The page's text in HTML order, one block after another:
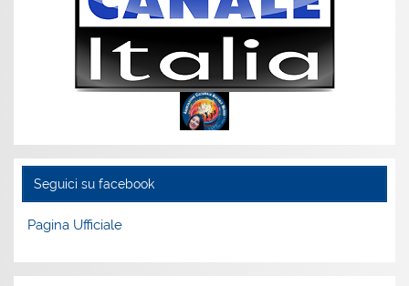
Seguici su facebook
Pagina Ufficiale